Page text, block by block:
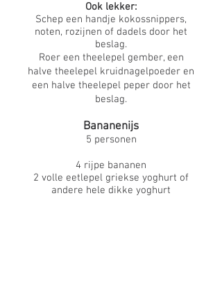
Ook lekker:
Schep een handje kokossnippers,
noten, rozijnen of dadels door het
beslag.
Roer een theelepel gember, een
halve theelepel kruidnagelpoeder en
een halve theelepel peper door het
beslag.
Bananenijs
5 personen
4 rijpe bananen
2 volle eetlepel griekse yoghurt of
andere hele dikke yoghurt